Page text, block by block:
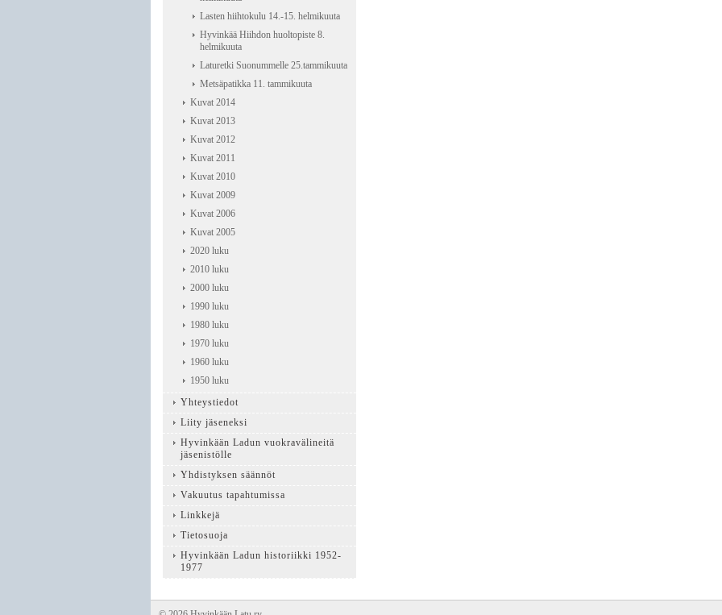
Lasten hiihtokulu 14.-15. helmikuuta
Hyvinkää Hiihdon huoltopiste 8.
helmikuuta
Laturetki Suonummelle 25.tammikuuta
Metsäpatikka 11. tammikuuta
Kuvat 2014
Kuvat 2013
Kuvat 2012
Kuvat 2011
Kuvat 2010
Kuvat 2009
Kuvat 2006
Kuvat 2005
2020 luku
2010 luku
2000 luku
1990 luku
1980 luku
1970 luku
1960 luku
1950 luku
Yhteystiedot
Liity jäseneksi
Hyvinkään Ladun vuokravälineitä
jäsenistölle
Yhdistyksen säännöt
Vakuutus tapahtumissa
Linkkejä
Tietosuoja
Hyvinkään Ladun historiikki 1952-
1977